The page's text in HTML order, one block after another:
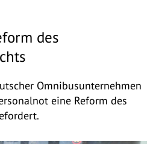
des
Omnibusunternehmen
eine Reform des